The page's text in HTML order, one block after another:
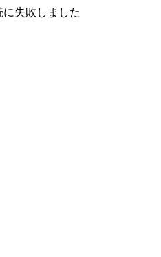
失敗しました